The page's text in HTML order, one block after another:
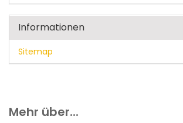
Informationen
Sitemap
Mehr über...